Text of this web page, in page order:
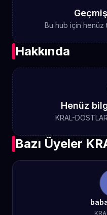
Bu hub için henüz
Hakkında
Henüz
KRAL-
Bazı Üyeler